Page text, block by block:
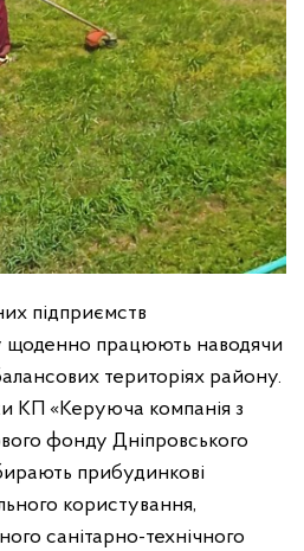
підприємств
щоденно працюють наводячи
територіях району.
КП «Керуюча компанія з
фонду Дніпровського
прибудинкові
користування,
санітарно-технічного